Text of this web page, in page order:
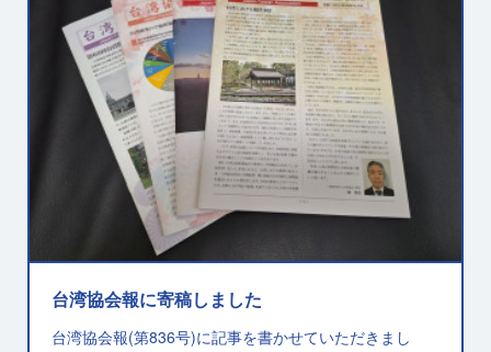
台湾協会報に寄稿しました
台湾協会報(第836号)に記事を書かせていただきまし